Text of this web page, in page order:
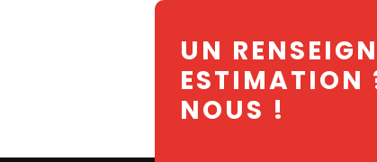
UN
ESTIMATION
NOUS !